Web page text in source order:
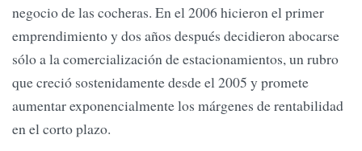
negocio de las cocheras. En el 2006 hicieron el primer
emprendimiento y dos años después decidieron abocarse
sólo a la comercialización de estacionamientos, un rubro
que creció sostenidamente desde el 2005 y promete
aumentar exponencialmente los márgenes de rentabilidad
en el corto plazo.